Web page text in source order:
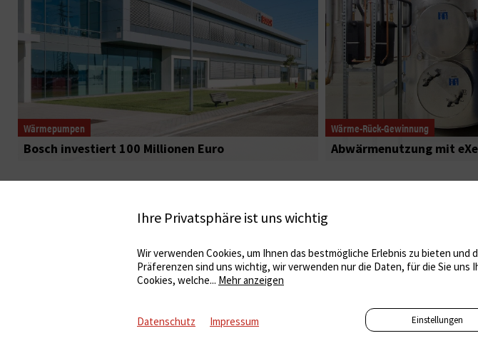
Wärmepumpen
Bosch investiert 100 Millionen Euro
Wärme-Rück-Gewinnung
Abwärmenutzung mit
Ihre Privatsphäre ist uns wichtig
Wir verwenden Cookies, um Ihnen das bestmögliche Erlebnis zu bieten
Präferenzen sind uns wichtig, wir verwenden nur die Daten, für die Sie
Cookies, welche... Mehr anzeigen
Datenschutz Impressum Einstellungen